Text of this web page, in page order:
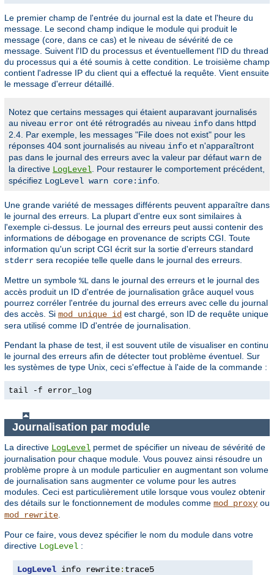
Le premier champ de l'entrée du journal est la date et l'heure du
message. Le second champ indique le module qui produit le
message (core, dans ce cas) et le niveau de sévérité de ce
message. Suivent l'ID du processus et éventuellement l'ID du thread
du processus qui a été soumis à cette condition. Le troisième champ
contient l'adresse IP du client qui a effectué la requête. Vient ensuite
le message d'erreur détaillé.
Notez que certains messages qui étaient auparavant journalisés
au niveau error ont été rétrogradés au niveau info dans httpd
2.4. Par exemple, les messages "File does not exist" pour les
réponses 404 sont journalisés au niveau info et n'apparaîtront
pas dans le journal des erreurs avec la valeur par défaut warn de
la directive LogLevel . Pour restaurer le comportement précédent,
spécifiez LogLevel warn core:info
Une grande variété de messages différents peuvent apparaître dans
le journal des erreurs. La plupart d'entre eux sont similaires à
l'exemple ci-dessus. Le journal des erreurs peut aussi contenir des
informations de débogage en provenance de scripts CGI. Toute
information qu'un script CGI écrit sur la sortie d'erreurs standard
stderr sera recopiée telle quelle dans le journal des erreurs.
Mettre un symbole %L dans le journal des erreurs et le journal des
accès produit un ID d'entrée de journalisation grâce auquel vous
pourrez corréler l'entrée du journal des erreurs avec celle du journal
des accès. Si mod_unique_id est chargé, son ID de requête unique
sera utilisé comme ID d'entrée de journalisation.
Pendant la phase de test, il est souvent utile de visualiser en continu
le journal des erreurs afin de détecter tout problème éventuel. Sur
les systèmes de type Unix, ceci s'effectue à l'aide de la commande :
tail -f error_log
Journalisation par module
La directive LogLevel permet de spécifier un niveau de sévérité de
journalisation pour chaque module. Vous pouvez ainsi résoudre un
problème propre à un module particulier en augmentant son volume
de journalisation sans augmenter ce volume pour les autres
modules. Ceci est particulièrement utile lorsque vous voulez obtenir
des détails sur le fonctionnement de modules comme mod_proxy ou
mod_rewrite
Pour ce faire, vous devez spécifier le nom du module dans votre
directive LogLevel :
LogLevel info rewrite: trace5